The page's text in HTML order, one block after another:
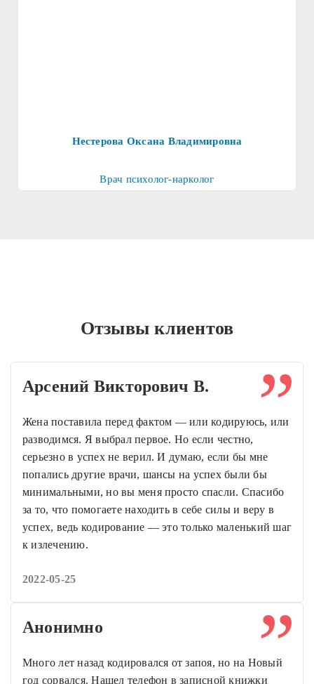
Нестерова Оксана Владимировна
Врач психолог-нарколог
Отзывы клиентов
Арсений Викторович В.
Жена поставила перед фактом — или кодируюсь, или
разводимся. Я выбрал первое. Но если честно,
серьезно в успех не верил. И думаю, если бы мне
попались другие врачи, шансы на успех были бы
минимальными, но вы меня просто спасли. Спасибо
за то, что помогаете находить в себе силы и веру в
успех, ведь кодирование — это только маленький шаг
к излечению.
2022-05-25
Анонимно
Много лет назад кодировался от запоя, но на Новый
год сорвался. Нашел телефон в записной книжки